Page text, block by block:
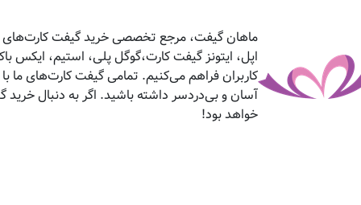
ماهان گیفت، مرجع تخصصی خرید گیفت کارت‌های
اپل، ایتونز گیفت کارت،گوگل پلی، استیم، ایکس
کاربران فراهم می‌کنیم. تمامی گیفت کارت‌های ما
آسان و بی‌دردسر داشته باشید. اگر به دنبال
خواهد بود!